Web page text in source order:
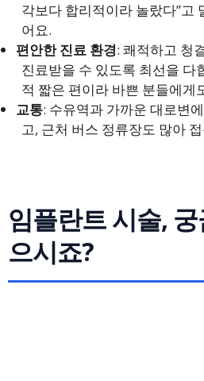
각보다 합리적이라 놀랐다”고
어요.
편안한 진료 환경: 쾌적하고 청
진료받을 수 있도록 최선을 다
적 짧은 편이라 바쁜 분들에게
교통: 수유역과 가까운 대로변
고, 근처 버스 정류장도 많아
임플란트 시술,
으시죠?